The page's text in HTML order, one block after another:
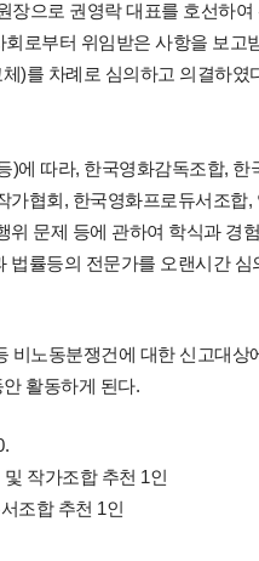
장으로 권영락 대표를 호선하
로부터 위임받은 사항을 보고
)를 차례로 심의하고 의결하였
)에 따라, 한국영화감독조합, 한
협회, 한국영화프로듀서조합
문제 등에 관하여 학식과 경
률등의 전문가를 오랜시간 심
비노동분쟁건에 대한 신고대상
활동하게 된다.
작가조합 추천 1인
조합 추천 1인